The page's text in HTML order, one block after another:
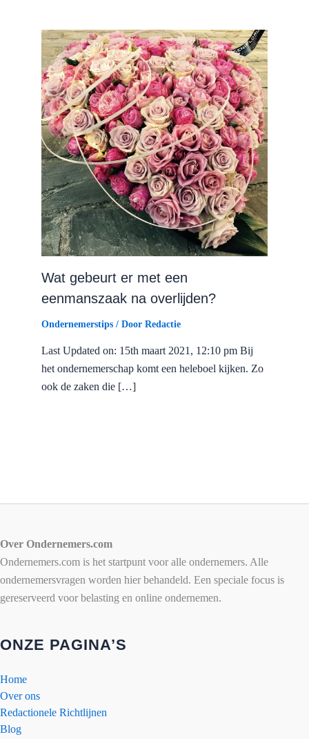
Wat gebeurt er met een
eenmanszaak na overlijden?
Ondernemerstips / Door Redactie
Last Updated on: 15th maart 2021, 12:10 pm Bij
het ondernemerschap komt een heleboel kijken. Zo
ook de zaken die […]
Over Ondernemers.com
Ondernemers.com is het startpunt voor alle ondernemers. Alle
ondernemersvragen worden hier behandeld. Een speciale focus is
gereserveerd voor belasting en online ondernemen.
ONZE PAGINA’S
Home
Over ons
Redactionele Richtlijnen
Blog